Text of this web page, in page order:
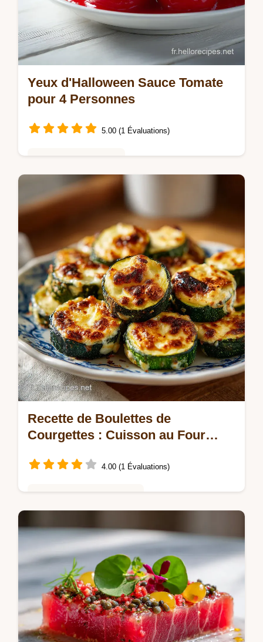
Yeux d'Halloween Sauce Tomate
pour 4 Personnes
5.00 (1 Évaluations)
Réalisez des Yeux d'Halloween sauce
tomate effrayants. Une recette simple avec
guide de préparation détaillé. Prêt en 35
minutes pour un apéro réussi.
Recette de Boulettes de
Courgettes : Cuisson au Four
4.00 (1 Évaluations)
courgettes au four, légères et croustillantes.
Guide pas à pas avec astuces pour un
repas végétarien prêt en 40 min.